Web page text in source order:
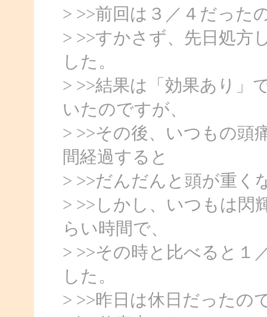
> >>前回は３／４だった
> >>すかさず、先日処方
した。
> >>結果は「効果あり」
いたのですが、
> >>その後、いつもの頭
間経過すると
> >>だんだんと頭が重く
> >>しかし、いつもは閃
らい時間で、
> >>その時と比べると１
した。
> >>昨日は休日だったの